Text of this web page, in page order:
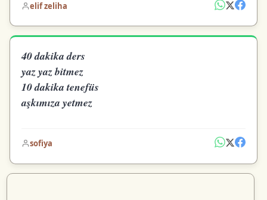
elif zeliha
40 dakika ders
yaz yaz bitmez
10 dakika tenefüs
aşkımıza yetmez
sofiya